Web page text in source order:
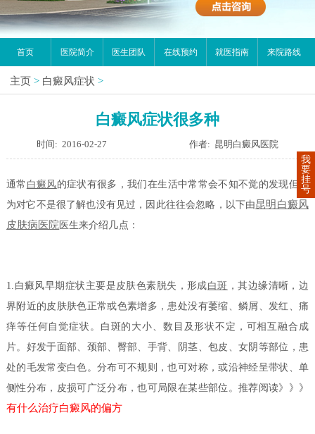
首页 医院简介 医生团队 在线预约 就医指南 来院路线
主页 > 白癜风症状 >
白癜风症状很多种
时间: 2016-02-27 作者: 昆明白癜风医院
通常 白癜风的症状有很多，我们在生活中常常会不知不觉的发现但因
为对它不是很了解也没有见过，因此往往会忽略，以下由昆明白癜风
皮肤病医院 医生来介绍几点：
1.白癜风早期症状主要是皮肤色素脱失，形成白斑 ，其边缘清晰，边
界附近的皮肤肤色正常或色素增多，患处没有萎缩、鳞屑、发红、痛
痒等任何自觉症状。白斑的大小、数目及形状不定，可相互融合成
片。好发于面部、颈部、臀部、手背、阴茎、包皮、女阴等部位，患
处的毛发常变白色。分布可不规则，也可对称，或沿神经呈带状、单
侧性分布，皮损可广泛分布，也可局限在某些部位。推荐阅读》》》
有什么治疗白癜风的偏方
我
要
挂
号